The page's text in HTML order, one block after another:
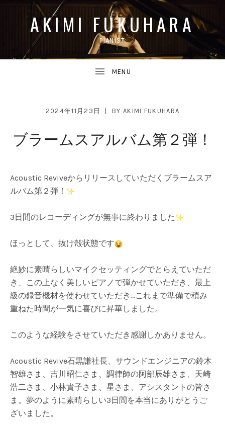
AKIMI FUKUHARA
PIANIST
ブラームスアルバム第２弾！
2024年11月23日 BY AKIMI FUKUHARA
Acoustic Reviveからリリースしていただくブラームスア
ルバム第２弾！
3日間のレコーディングが無事に終わりました
ほっとして、抜け殻状態です
絶妙に素晴らしいマイクセッティングでとらえていただ
き、この上なく美しいピアノで弾かせていただき、最上
級の録音機材を使わせていただき…これまで準備で積み
重ねた時間が一気に喜びに昇華しました。
このような経験をさせていただき感謝しかありません。
Acoustic Revive石黒謙社長、サウンドエンジニアの鈴木
智雄さま、吉川昭仁さま、調律師の阿部辰雄さま、天崎
浩二さま、小林貴子さま、星さま、アシスタントの皆さ
ま。夢のように素晴らしい3日間を本当にありがとうご
ざいました。